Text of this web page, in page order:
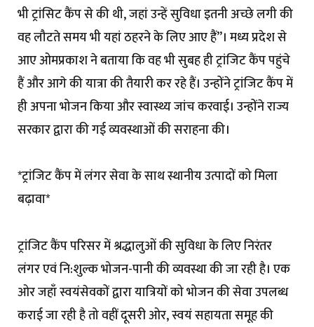
भी ट्रांसिट कैंप से की थी, जहां उन्हें सुविधा इतनी अच्छे लगी की
वह लौटते समय भी यहां ठहरने के लिए आए हैं”। मध्य प्रदेश से
आए ओमप्रकाश ने बताया कि वह भी सुबह ही ट्रांजिट कैंप पहुंचे
हैं और आगे की यात्रा की तैयारी कर रहे हैं। उन्होंने ट्रांजिट कैंप में
ही अपना भोजन किया और स्वास्थ्य जांच करवाई। उन्होंने राज्य
सरकार द्वारा की गई व्यवस्थाओं की सराहना की।
*ट्रांजिट कैंप में लंगर सेवा के साथ स्थानीय उत्पादों को मिला
बढ़ावा*
ट्रांजिट कैंप परिसर में श्रद्धालुओं की सुविधा के लिए निरंतर
लंगर एवं नि:शुल्क भोजन-पानी की व्यवस्था की जा रही है। एक
ओर जहाँ स्वयंसेवकों द्वारा यात्रियों को भोजन की सेवा उपलब्ध
कराई जा रही है तो वहीं दूसरी ओर, स्वयं सहायता समूह की